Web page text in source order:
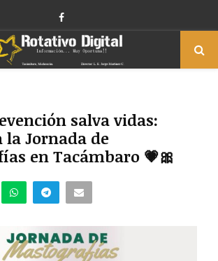
Facebook
salva vidas:
la Jornada de
en Tacámbaro 💗🎀